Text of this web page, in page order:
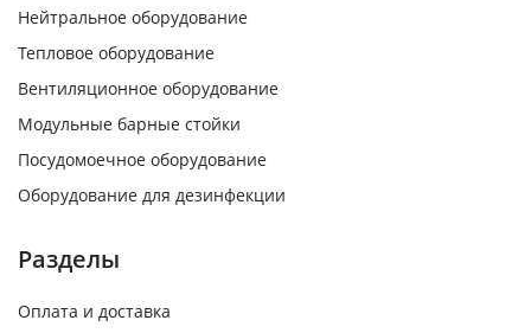
Нейтральное оборудование
Тепловое оборудование
Вентиляционное оборудование
Модульные барные стойки
Посудомоечное оборудование
Оборудование для дезинфекции
Разделы
Оплата и доставка